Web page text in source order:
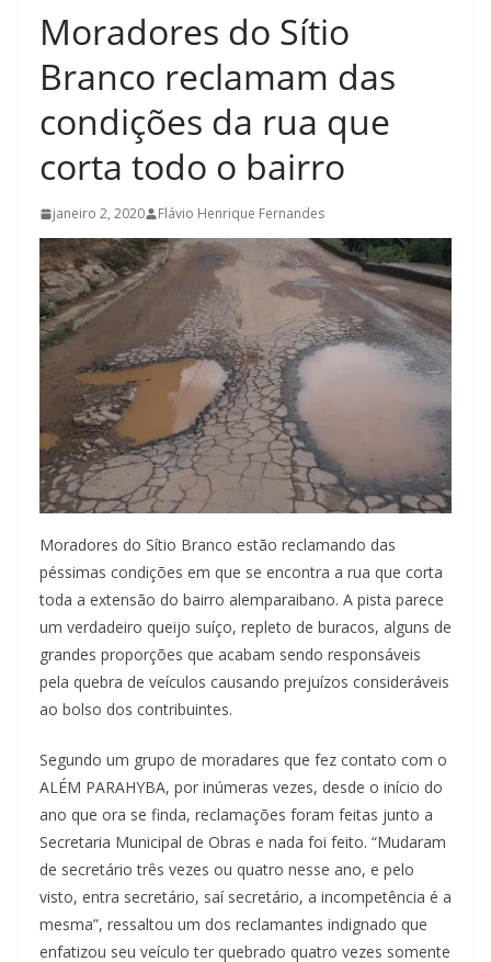
Moradores do Sítio
Branco reclamam das
condições da rua que
corta todo o bairro
janeiro 2, 2020 Flávio Henrique Fernandes
Moradores do Sítio Branco estão reclamando das
péssimas condições em que se encontra a rua que corta
toda a extensão do bairro alemparaibano. A pista parece
um verdadeiro queijo suíço, repleto de buracos, alguns de
grandes proporções que acabam sendo responsáveis
pela quebra de veículos causando prejuízos consideráveis
ao bolso dos contribuintes.
Segundo um grupo de moradares que fez contato com o
ALÉM PARAHYBA, por inúmeras vezes, desde o início do
ano que ora se finda, reclamações foram feitas junto a
Secretaria Municipal de Obras e nada foi feito. “Mudaram
de secretário três vezes ou quatro nesse ano, e pelo
visto, entra secretário, saí secretário, a incompetência é a
mesma”, ressaltou um dos reclamantes indignado que
enfatizou seu veículo ter quebrado quatro vezes somente